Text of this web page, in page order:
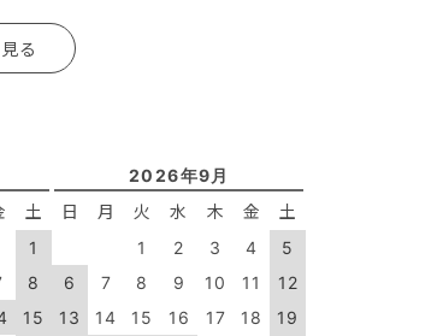
る
土
1
8
15
2026年9月
日 月 火 水 木 金 土
1 2 3 4
5
6
7 8 9 10 11
12
13
14 15 16 17 18 19